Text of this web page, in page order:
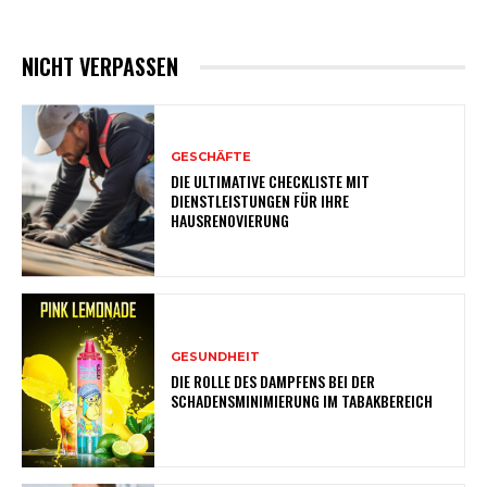
NICHT VERPASSEN
GESCHÄFTE
DIE ULTIMATIVE CHECKLISTE MIT
DIENSTLEISTUNGEN FÜR IHRE
HAUSRENOVIERUNG
GESUNDHEIT
DIE ROLLE DES DAMPFENS BEI DER
SCHADENSMINIMIERUNG IM TABAKBEREICH